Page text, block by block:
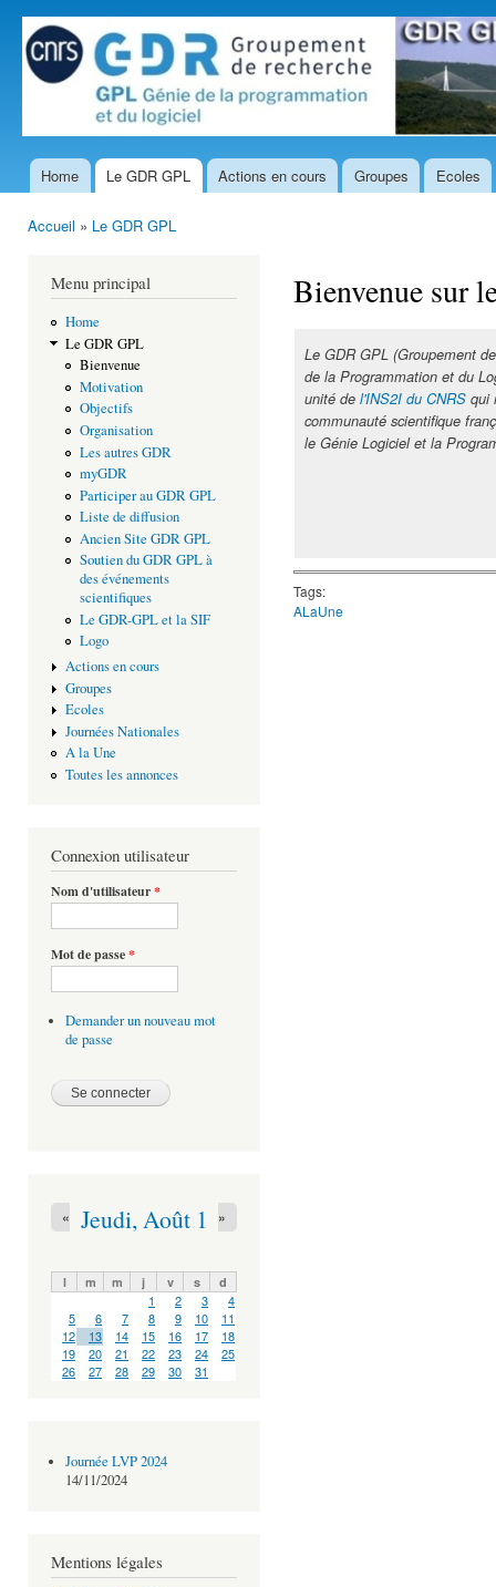
Menu principal
Home Le GDR GPL Actions en cours Groupes Ecoles
Accueil » Le GDR GPL
Menu principal
Home
Le GDR GPL
Bienvenue
Motivation
Objectifs
Organisation
Les autres GDR
myGDR
Participer au GDR GPL
Liste de diffusion
Ancien Site GDR GPL
Soutien du GDR GPL à
des événements
scientifiques
Le GDR-GPL et la SIF
Logo
Actions en cours
Groupes
Ecoles
Journées Nationales
A la Une
Toutes les annonces
Connexion utilisateur
Nom d'utilisateur*
Mot de passe*
Demander un nouveau mot
de passe
Jeudi, Août 1
« »
l m m j v s d
1 2 3
4
5
6 7 8 9 10
11
12
13 14 15 16 17
18
19
20 21 22 23 24
25
26
27 28 29 30 31
Journée LVP 2024
14/11/2024
Mentions légales
Bienvenue sur
Le GDR GPL (Groupement
de la Programmation et du
unité de l'INS2I du CNRS qui
communauté scientifique
le Génie Logiciel et la
Tags:
ALaUne